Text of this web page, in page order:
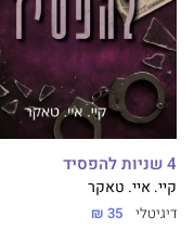
4 שניות להפסיד
קיי. איי. טאקר
דיגיטלי 35 ₪